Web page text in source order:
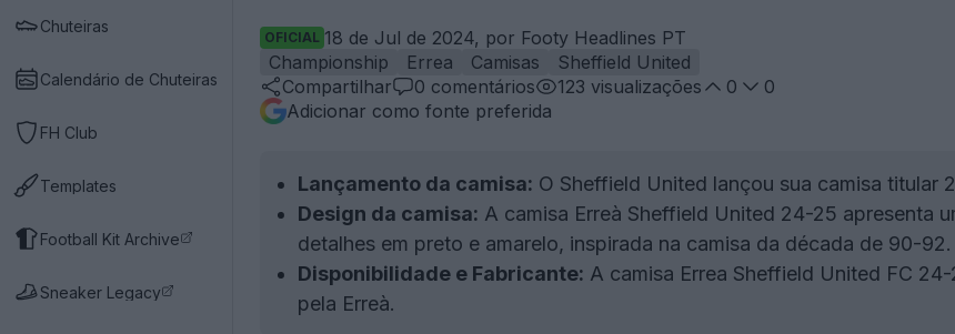
Chuteiras
Calendário de Chuteiras
FH Club
Templates
Football Kit Archive
Sneaker Legacy
OFICIAL 18 de Jul de 2024, por Footy Headlines PT
Championship
Errea Camisas
Sheffield United
Compartilhar
0 comentários 123 visualizações 0
0
Adicionar como fonte preferida
Lançamento da camisa: O Sheffield United lançou sua camisa titular
Design da camisa: A camisa Erreà Sheffield United 24-25 apresenta
detalhes em preto e amarelo, inspirada na camisa da década de 90-92.
Disponibilidade e Fabricante: A camisa Errea Sheffield United FC
pela Erreà.